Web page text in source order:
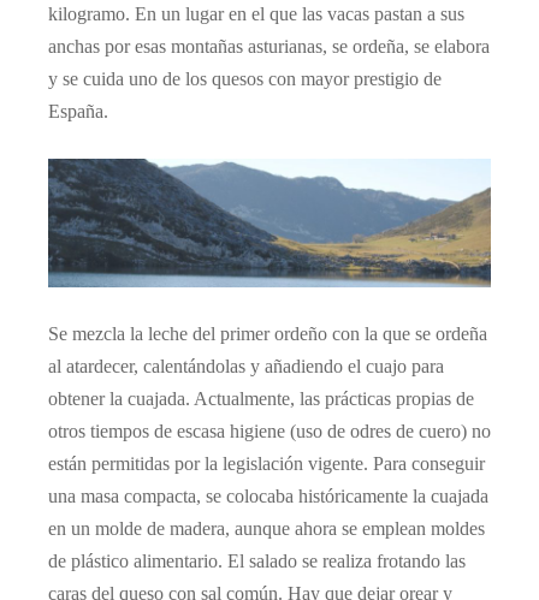
kilogramo. En un lugar en el que las vacas pastan a sus
anchas por esas montañas asturianas, se ordeña, se elabora
y se cuida uno de los quesos con mayor prestigio de
España.
Se mezcla la leche del primer ordeño con la que se ordeña
al atardecer, calentándolas y añadiendo el cuajo para
obtener la cuajada. Actualmente, las prácticas propias de
otros tiempos de escasa higiene (uso de odres de cuero) no
están permitidas por la legislación vigente. Para conseguir
una masa compacta, se colocaba históricamente la cuajada
en un molde de madera, aunque ahora se emplean moldes
de plástico alimentario. El salado se realiza frotando las
caras del queso con sal común. Hay que dejar orear y